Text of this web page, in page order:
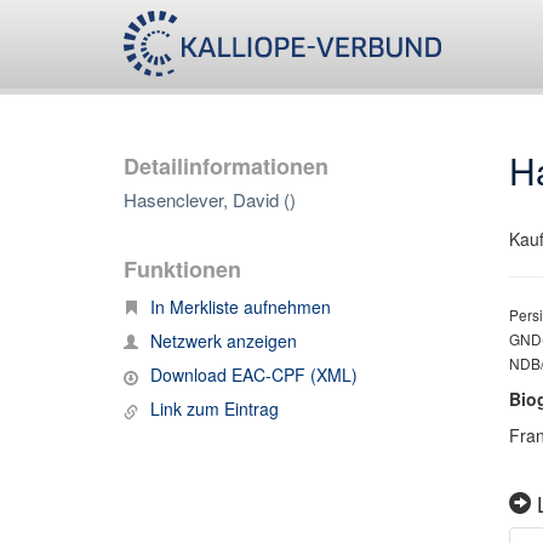
Detailinformationen
Hasenclever, David ()
Funktionen
In Merkliste aufnehmen
Netzwerk anzeigen
Download EAC-CPF (XML)
Link zum Eintrag